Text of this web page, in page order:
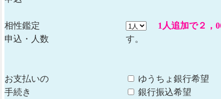
相性鑑定
申込・人数
1人追加で２，
す。
お支払いの
手続き
ゆうちょ銀行希望
銀行振込希望